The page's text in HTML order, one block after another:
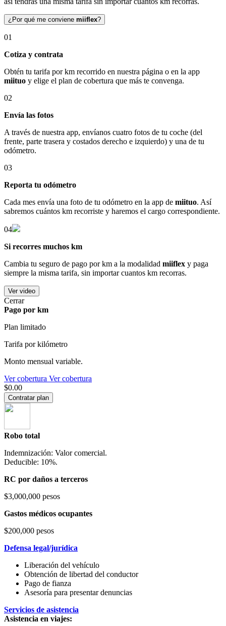
¿Por qué me conviene miiflex?
01
Cotiza y contrata
Obtén tu tarifa por km recorrido en nuestra página o en la app
miituo y elige el plan de cobertura que más te convenga.
02
Envía las fotos
A través de nuestra app, envíanos cuatro fotos de tu coche (del
frente, parte trasera y costados derecho e izquierdo) y una de tu
odómetro.
03
Reporta tu odómetro
Cada mes envía una foto de tu odómetro en la app de miituo. Así
sabremos cuántos km recorriste y haremos el cargo correspondiente.
04
Si recorres muchos km
Cambia tu seguro de pago por km a la modalidad miiflex y paga
siempre la misma tarifa, sin importar cuantos km recorras.
Ver video
Cerrar
Pago por km
Plan limitado
Tarifa por kilómetro
Monto mensual variable.
Ver cobertura Ver cobertura
$0.00
Contratar plan
Robo total
Indemnización: Valor comercial.
Deducible: 10%.
RC por daños a terceros
$3,000,000 pesos
Gastos médicos ocupantes
$200,000 pesos
Defensa legal/jurídica
Liberación del vehículo
Obtención de libertad del conductor
Pago de fianza
Asesoría para presentar denuncias
Servicios de asistencia
Asistencia en viajes: